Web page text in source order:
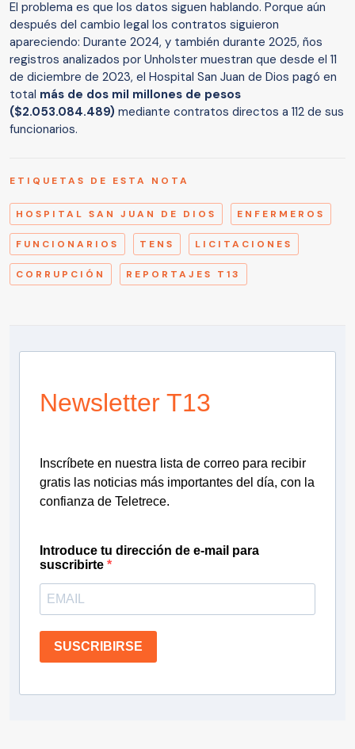
El problema es que los datos siguen hablando. Porque aún
después del cambio legal los contratos siguieron
apareciendo: Durante 2024, y también durante 2025, ños
registros analizados por Unholster muestran que desde el 11
de diciembre de 2023, el Hospital San Juan de Dios pagó en
total más de dos mil millones de pesos
($2.053.084.489) mediante contratos directos a 112 de sus
funcionarios.
ETIQUETAS DE ESTA NOTA
HOSPITAL SAN JUAN DE DIOS ENFERMEROS
FUNCIONARIOS TENS LICITACIONES
CORRUPCIÓN REPORTAJES T13
Newsletter T13
Inscríbete en nuestra lista de correo para recibir
gratis las noticias más importantes del día, con la
confianza de Teletrece.
Introduce tu dirección de e-mail para
suscribirte
SUSCRIBIRSE